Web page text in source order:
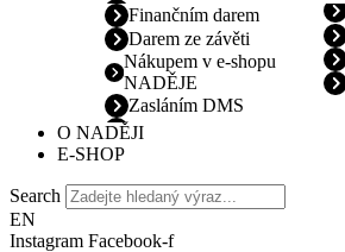
Finančním darem
Darem ze závěti
Nákupem v e-shopu
NADĚJE
Zasláním DMS
O NADĚJI
E-SHOP
Search
EN
Instagram Facebook-f